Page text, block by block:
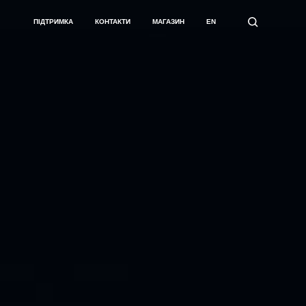
ПІДТРИМКА КОНТАКТИ МАГАЗИН EN